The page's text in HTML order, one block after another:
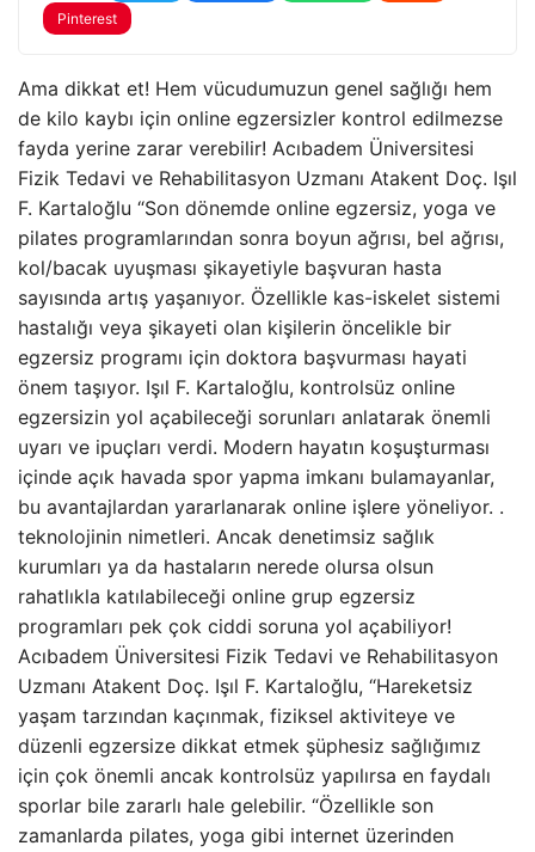
Pinterest
Ama dikkat et! Hem vücudumuzun genel sağlığı hem
de kilo kaybı için online egzersizler kontrol edilmezse
fayda yerine zarar verebilir! Acıbadem Üniversitesi
Fizik Tedavi ve Rehabilitasyon Uzmanı Atakent Doç. Işıl
F. Kartaloğlu “Son dönemde online egzersiz, yoga ve
pilates programlarından sonra boyun ağrısı, bel ağrısı,
kol/bacak uyuşması şikayetiyle başvuran hasta
sayısında artış yaşanıyor. Özellikle kas-iskelet sistemi
hastalığı veya şikayeti olan kişilerin öncelikle bir
egzersiz programı için doktora başvurması hayati
önem taşıyor. Işıl F. Kartaloğlu, kontrolsüz online
egzersizin yol açabileceği sorunları anlatarak önemli
uyarı ve ipuçları verdi. Modern hayatın koşuşturması
içinde açık havada spor yapma imkanı bulamayanlar,
bu avantajlardan yararlanarak online işlere yöneliyor. .
teknolojinin nimetleri. Ancak denetimsiz sağlık
kurumları ya da hastaların nerede olursa olsun
rahatlıkla katılabileceği online grup egzersiz
programları pek çok ciddi soruna yol açabiliyor!
Acıbadem Üniversitesi Fizik Tedavi ve Rehabilitasyon
Uzmanı Atakent Doç. Işıl F. Kartaloğlu, “Hareketsiz
yaşam tarzından kaçınmak, fiziksel aktiviteye ve
düzenli egzersize dikkat etmek şüphesiz sağlığımız
için çok önemli ancak kontrolsüz yapılırsa en faydalı
sporlar bile zararlı hale gelebilir. “Özellikle son
zamanlarda pilates, yoga gibi internet üzerinden